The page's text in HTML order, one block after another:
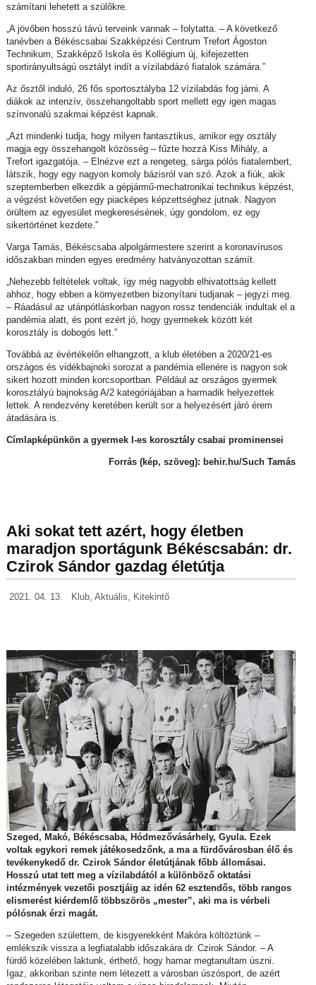
számítani lehetett a szülőkre.
„A jövőben hosszú távú terveink vannak – folytatta. – A következő
tanévben a Békéscsabai Szakképzési Centrum Trefort Ágoston
Technikum, Szakképző Iskola és Kollégium új, kifejezetten
sportirányultságú osztályt indít a vízilabdázó fiatalok számára.”
Az ősztől induló, 26 fős sportosztályba 12 vízilabdás fog járni. A
diákok az intenzív, összehangoltabb sport mellett egy igen magas
színvonalú szakmai képzést kapnak.
„Azt mindenki tudja, hogy milyen fantasztikus, amikor egy osztály
magja egy összehangolt közösség – fűzte hozzá Kiss Mihály, a
Trefort igazgatója. – Elnézve ezt a rengeteg, sárga pólós fiatalembert,
látszik, hogy egy nagyon komoly bázisról van szó. Azok a fiúk, akik
szeptemberben elkezdik a gépjármű-mechatronikai technikus képzést,
a végzést követően egy piacképes képzettséghez jutnak. Nagyon
örültem az egyesület megkeresésének, úgy gondolom, ez egy
sikertörténet kezdete.”
Varga Tamás, Békéscsaba alpolgármestere szerint a koronavírusos
időszakban minden egyes eredmény hatványozottan számít.
„Nehezebb feltételek voltak, így még nagyobb elhivatottság kellett
ahhoz, hogy ebben a környezetben bizonyítani tudjanak – jegyzi meg.
– Ráadásul az utánpótláskorban nagyon rossz tendenciák indultak el a
pandémia alatt, és pont ezért jó, hogy gyermekek között két
korosztály is dobogós lett.”
Továbbá az évértékelőn elhangzott, a klub életében a 2020/21-es
országos és vidékbajnoki sorozat a pandémia ellenére is nagyon sok
sikert hozott minden korcsoportban. Például az országos gyermek
korosztályú bajnokság A/2 kategóriájában a harmadik helyezettek
lettek. A rendezvény keretében került sor a helyezésért járó érem
átadására is.
Címlapképünkön a gyermek I-es korosztály csabai prominensei
Forrás (kép, szöveg): behir.hu/Such Tamás
Aki sokat tett azért, hogy életben
maradjon sportágunk Békéscsabán: dr.
Czirok Sándor gazdag életútja
2021. 04. 13. Klub, Aktuális Kitekintő
Szeged, Makó, Békéscsaba, Hódmezővásárhely, Gyula. Ezek
voltak egykori remek játékosedzőnk, a ma a fürdővárosban élő és
tevékenykedő dr. Czirok Sándor életútjának főbb állomásai.
Hosszú utat tett meg a vízilabdától a különböző oktatási
intézmények vezetői posztjáig az idén 62 esztendős, több rangos
elismerést kiérdemlő többszörös „mester”, aki ma is vérbeli
pólósnak érzi magát.
– Szegeden születtem, de kisgyerekként Makóra költöztünk –
emlékszik vissza a legfiatalabb időszakára dr. Czirok Sándor. – A
fürdő közelében laktunk, érthető, hogy hamar megtanultam úszni.
Igaz, akkoriban szinte nem létezett a városban úszósport, de azért